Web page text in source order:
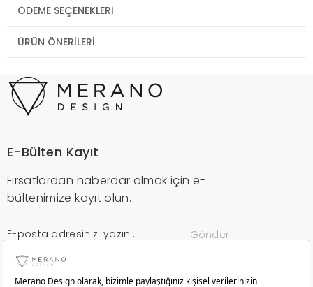
ÖDEME SEÇENEKLERI
ÜRÜN ÖNERILERI
E-Bülten Kayıt
Fırsatlardan haberdar olmak için e-
bültenimize kayıt olun.
Gönder
Kurumsal